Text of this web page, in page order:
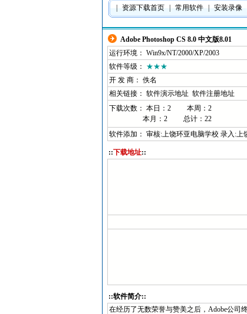
资源下载首页 常用软件 安装录像
Adobe Photoshop CS 8.0 中文版8.01
运行环境： Win9x/NT/2000/XP/2003
软件等级： ★★★
开 发 商： 佚名
相关链接： 软件演示地址 软件注册地址
下载次数： 本日： 2 本周： 2
本月： 2 总计： 22
软件添加： 审核:上饶环亚电脑学校 录入:上
::下载地址::
::软件简介::
在经历了无数荣誉与赞美之后，Adobe公司